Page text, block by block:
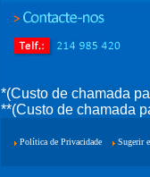
*(Custo de chamada
**(Custo de chamada
Política de Privacidade Sugerir